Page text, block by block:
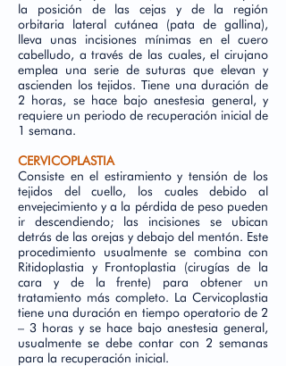
la posición de las cejas y de la región
orbitaria lateral cutánea (pata de gallina),
lleva unas incisiones mínimas en el cuero
cabelludo, a través de las cuales, el cirujano
emplea una serie de suturas que elevan y
ascienden los tejidos. Tiene una duración de
2 horas, se hace bajo anestesia general, y
requiere un periodo de recuperación inicial de
1 semana.
CERVICOPLASTIA
Consiste en el estiramiento y tensión de los
tejidos del cuello, los cuales debido al
envejecimiento y a la pérdida de peso pueden
ir descendiendo; las incisiones se ubican
detrás de las orejas y debajo del mentón. Este
procedimiento usualmente se combina con
Ritidoplastia y Frontoplastia (cirugías de la
cara y de la frente) para obtener un
tratamiento más completo. La Cervicoplastia
tiene una duración en tiempo operatorio de 2
– 3 horas y se hace bajo anestesia general,
usualmente se debe contar con 2 semanas
para la recuperación inicial.